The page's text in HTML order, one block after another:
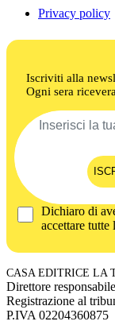
Privacy policy
Iscriviti alla
Ogni sera
Dichiaro di
accettare
CASA EDITRICE LA
Direttore
Registrazione al
P.IVA 02204360875